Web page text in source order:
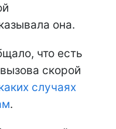
она.
что есть
скорой
случаях
.